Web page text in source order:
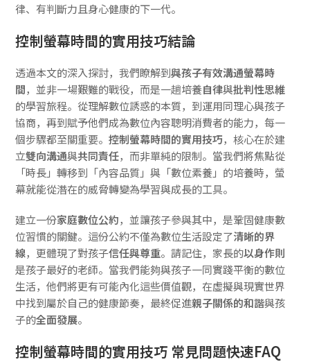
律、有判斷力且身心健康的下一代。
控制螢幕時間的實用技巧結論
透過本文的深入探討，我們瞭解到與孩子有效溝通螢幕時
間，並非一場艱難的戰役，而是一趟培養自律與批判性思維
的學習旅程。從理解數位誘惑的本質，到運用同理心與孩子
協商，再到賦予他們成為數位內容聰明消費者的能力，每一
個步驟都至關重要。控制螢幕時間的實用技巧，核心在於建
立雙向溝通與共同責任，而非單純的限制。當我們將焦點從
「時長」轉移到「內容品質」與「數位素養」的培養時，螢
幕就能從潛在的威脅轉變為學習與成長的工具。
建立一份家庭數位公約，並讓孩子參與其中，是鞏固健康數
位習慣的關鍵。這份公約不僅為數位生活設定了清晰的界
線，更體現了對孩子信任與尊重。請記住，家長的以身作則
是孩子最好的老師。當我們能夠與孩子一同實踐平衡的數位
生活，他們將更有可能內化這些價值觀，在虛擬與現實世界
中找到屬於自己的健康節奏，最終促進親子關係的和諧與孩
子的全面發展。
控制螢幕時間的實用技巧 常見問題快速FAQ